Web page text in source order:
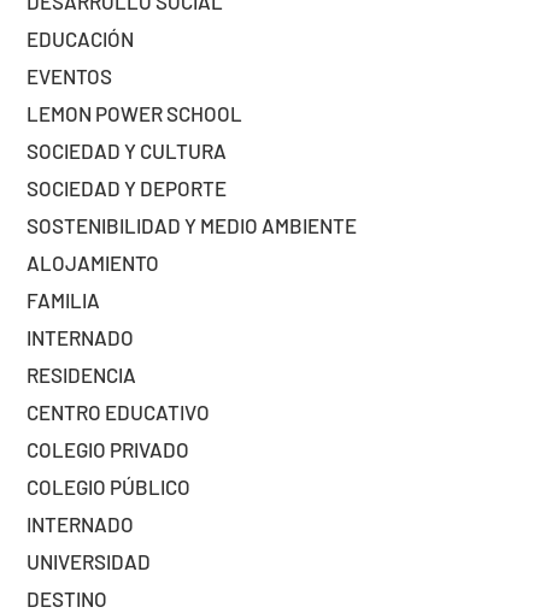
EDUCACIÓN
EVENTOS
LEMON POWER SCHOOL
SOCIEDAD Y CULTURA
SOCIEDAD Y DEPORTE
SOSTENIBILIDAD Y MEDIO AMBIENTE
ALOJAMIENTO
FAMILIA
INTERNADO
RESIDENCIA
CENTRO EDUCATIVO
COLEGIO PRIVADO
COLEGIO PÚBLICO
INTERNADO
UNIVERSIDAD
DESTINO